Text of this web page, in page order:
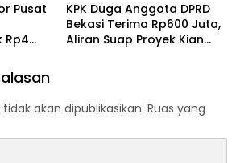
Pusat
Rp4
KPK Duga Anggota DPRD
Bekasi Terima Rp600 Juta,
Aliran Suap Proyek Kian
akan dipublikasikan. Ruas yang